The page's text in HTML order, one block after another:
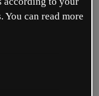
You can read more